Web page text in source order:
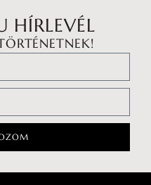
Feltételek
HÍRLEVÉL